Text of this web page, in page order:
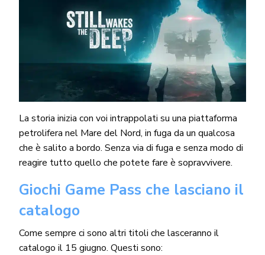
La storia inizia con voi intrappolati su una piattaforma
petrolifera nel Mare del Nord, in fuga da un qualcosa
che è salito a bordo. Senza via di fuga e senza modo di
reagire tutto quello che potete fare è sopravvivere.
Giochi Game Pass che lasciano il
catalogo
Come sempre ci sono altri titoli che lasceranno il
catalogo il 15 giugno. Questi sono: